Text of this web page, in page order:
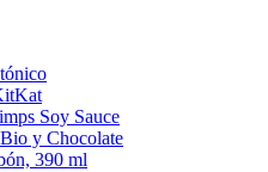
Soy Sauce
y Chocolate
390 ml